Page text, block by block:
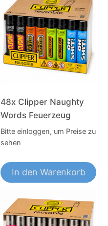
48x Clipper Naughty
Words Feuerzeug
Bitte einloggen, um Preise zu
sehen
In den Warenkorb